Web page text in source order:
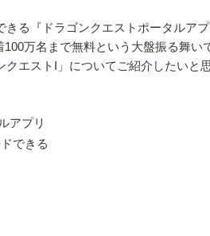
る『ドラゴンクエストポータルアプ
万名まで無料という大盤振る舞
エストI」についてご紹介したいと思
アプリ
できる